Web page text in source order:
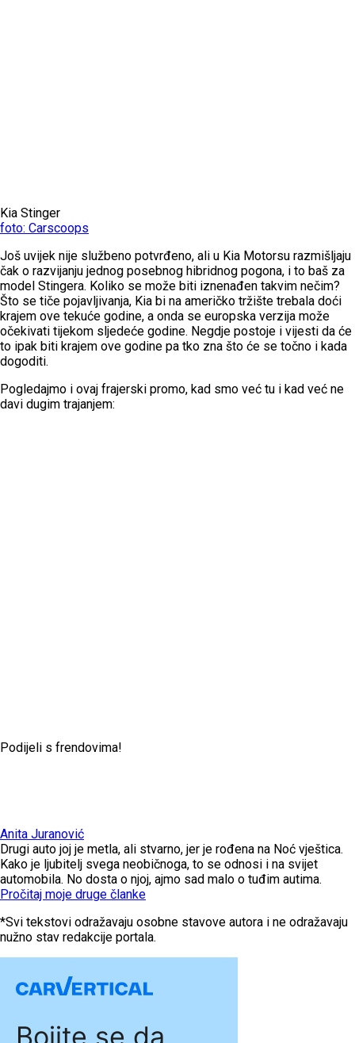
Kia Stinger
foto: Carscoops
Još uvijek nije službeno potvrđeno, ali u Kia Motorsu razmišljaju
čak o razvijanju jednog posebnog hibridnog pogona, i to baš za
model Stingera. Koliko se može biti iznenađen takvim nečim?
Što se tiče pojavljivanja, Kia bi na američko tržište trebala doći
krajem ove tekuće godine, a onda se europska verzija može
očekivati tijekom sljedeće godine. Negdje postoje i vijesti da će
to ipak biti krajem ove godine pa tko zna što će se točno i kada
dogoditi.
Pogledajmo i ovaj frajerski promo, kad smo već tu i kad već ne
davi dugim trajanjem:
Podijeli s frendovima!
Anita Juranović
Drugi auto joj je metla, ali stvarno, jer je rođena na Noć vještica.
Kako je ljubitelj svega neobičnoga, to se odnosi i na svijet
automobila. No dosta o njoj, ajmo sad malo o tuđim autima.
Pročitaj moje druge članke
*Svi tekstovi odražavaju osobne stavove autora i ne odražavaju
nužno stav redakcije portala.